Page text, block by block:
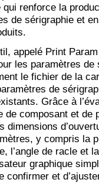
qui renforce la
de sérigraphie et
appelé Print
les paramètres
le fichier de la
de
Grâce à
de composant et de
dimensions
y compris la
l’angle de racle et
graphique
confirmer et